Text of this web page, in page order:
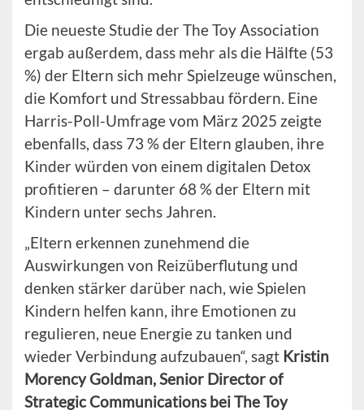
Die neueste Studie der The Toy Association
ergab außerdem, dass mehr als die Hälfte (53
%) der Eltern sich mehr Spielzeuge wünschen,
die Komfort und Stressabbau fördern. Eine
Harris-Poll-Umfrage vom März 2025 zeigte
ebenfalls, dass 73 % der Eltern glauben, ihre
Kinder würden von einem digitalen Detox
profitieren – darunter 68 % der Eltern mit
Kindern unter sechs Jahren.
„Eltern erkennen zunehmend die
Auswirkungen von Reizüberflutung und
denken stärker darüber nach, wie Spielen
Kindern helfen kann, ihre Emotionen zu
regulieren, neue Energie zu tanken und
wieder Verbindung aufzubauen“, sagt Kristin
Morency Goldman, Senior Director of
Strategic Communications bei The Toy